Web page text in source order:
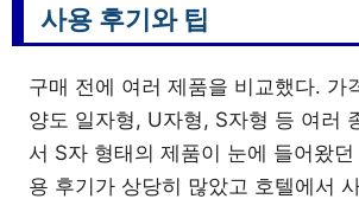
사용 후기와 팁
구매 전에 여러 제품을 비교했다. 가
양도 일자형, U자형, S자형 등 여러
서 S자 형태의 제품이 눈에 들어왔
용 후기가 상당히 많았고 호텔에서